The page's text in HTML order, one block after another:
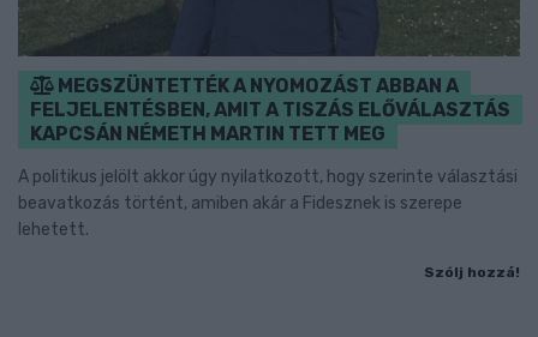
MEGSZÜNTETTÉK A NYOMOZÁST ABBAN A
FELJELENTÉSBEN, AMIT A TISZÁS ELŐVÁLASZTÁS
KAPCSÁN NÉMETH MARTIN TETT MEG
A politikus jelölt akkor úgy nyilatkozott, hogy szerinte választási
beavatkozás történt, amiben akár a Fidesznek is szerepe
lehetett.
Szólj hozzá!